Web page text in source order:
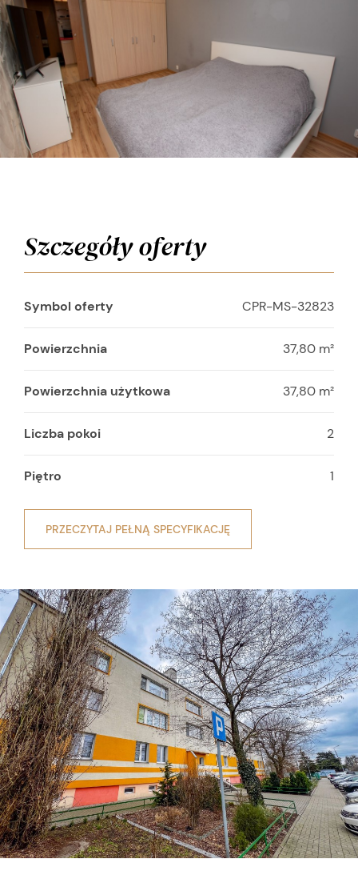
Szczegóły oferty
Symbol oferty CPR-MS-32823
Powierzchnia 37,80 m²
Powierzchnia użytkowa 37,80 m²
Liczba pokoi 2
Piętro 1
PRZECZYTAJ PEŁNĄ SPECYFIKACJĘ